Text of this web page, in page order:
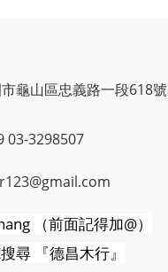
龜山區忠義路一段618號
03-3298507
（前面記得加@）
搜尋 『德昌木行』